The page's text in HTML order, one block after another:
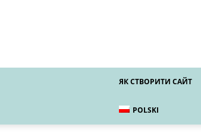
ЯК СТВОРИТИ САЙТ
POLSKI